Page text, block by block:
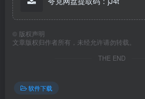
© 版权声明
文章版权归作者所有，未经允许请勿转载。
THE END
软件下载